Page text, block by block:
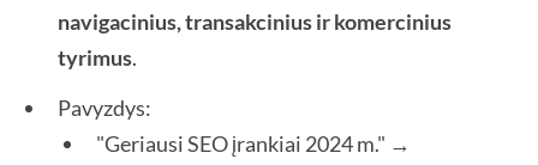
navigacinius, transakcinius ir komercinius
tyrimus.
Pavyzdys:
"Geriausi SEO įrankiai 2024 m." →